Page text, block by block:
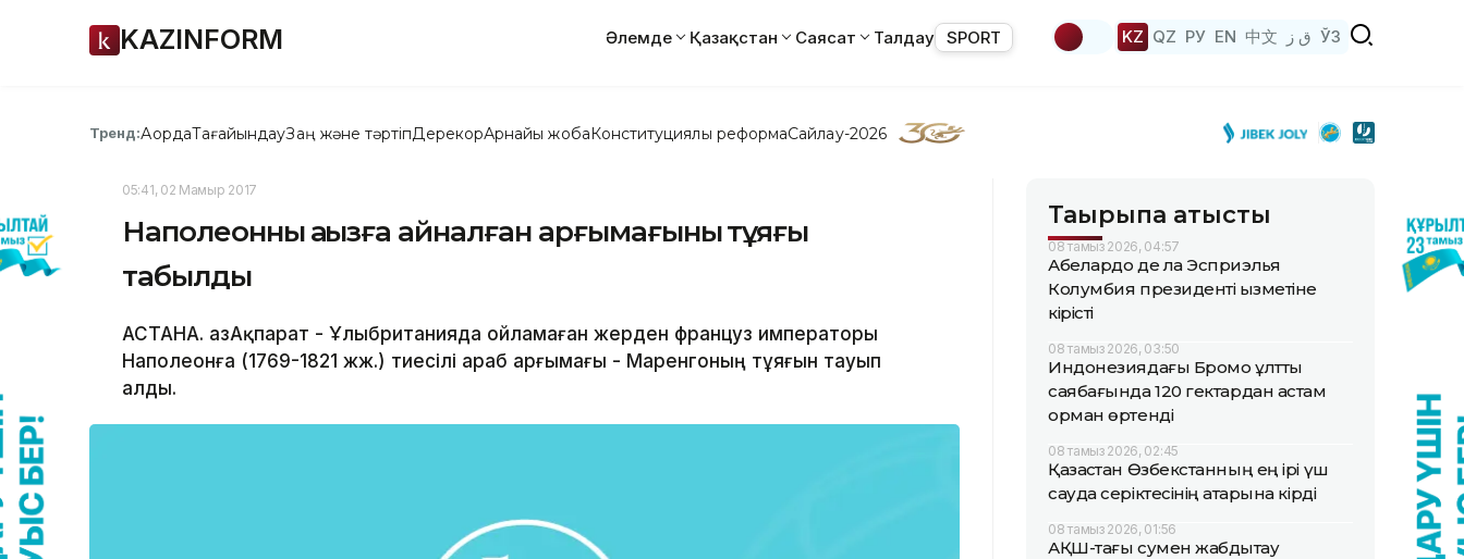
KAZINFORM Әлемде Қазақстан Саясат Талдау SPORT KZ QZ РУ EN 中文 ق ز ЎЗ
Тренд:АқордаТағайындауЗаң және тәртіпДерекқорАрнайы жобаКонституциялық реформаСайлау-2026
05:41, 02 Мамыр 2017
Наполеонның аңызға айналған арғымағының тұяғы
табылды
АСТАНА. ҚазАқпарат - Ұлыбританияда ойламаған жерден француз императоры
Наполеонға (1769-1821 жж.) тиесілі араб арғымағы - Маренгоның тұяғын тауып
алды.
Тақырыпқа қатысты
08 тамыз 2026, 04:57
Абелардо де ла Эсприэлья
Колумбия президенті қызметіне
кірісті
08 тамыз 2026, 03:50
Индонезиядағы Бромо ұлттық
саябағында 120 гектардан астам
орман өртенді
08 тамыз 2026, 02:45
Қазақстан Өзбекстанның ең ірі үш
сауда серіктесінің қатарына кірді
08 тамыз 2026, 01:56
АҚШ-тағы сумен жабдықтау